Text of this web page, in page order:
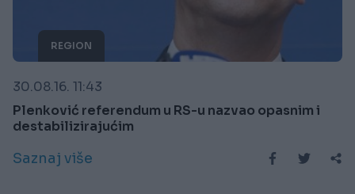
REGION
30.08.16. 11:43
Plenković referendum u RS-u nazvao opasnim i
destabilizirajućim
Saznaj više